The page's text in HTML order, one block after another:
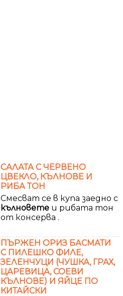
САЛАТА С ЧЕРВЕНО
ЦВЕКЛО, КЪЛНОВЕ И
РИБА ТОН
Смесват се в купа заедно с
кълновете и рибата тон
от консерва .
ПЪРЖЕН ОРИЗ БАСМАТИ
С ПИЛЕШКО ФИЛЕ,
ЗЕЛЕНЧУЦИ (ЧУШКА, ГРАХ,
ЦАРЕВИЦА, СОЕВИ
КЪЛНОВЕ) И ЯЙЦЕ ПО
КИТАЙСКИ